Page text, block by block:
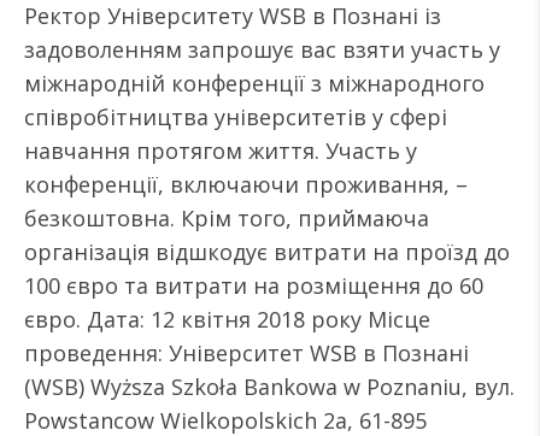
Ректор Університету WSB в Познані із
задоволенням запрошує вас взяти участь у
міжнародній конференції з міжнародного
співробітництва університетів у сфері
навчання протягом життя. Участь у
конференції, включаючи проживання, –
безкоштовна. Крім того, приймаюча
організація відшкодує витрати на проїзд до
100 євро та витрати на розміщення до 60
євро. Дата: 12 квітня 2018 року Місце
проведення: Університет WSB в Познані
(WSB) Wyższa Szkoła Bankowa w Poznaniu, вул.
Powstancow Wielkopolskich 2a, 61-895